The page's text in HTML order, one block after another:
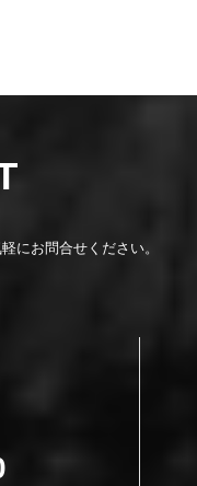
にお問合せください。